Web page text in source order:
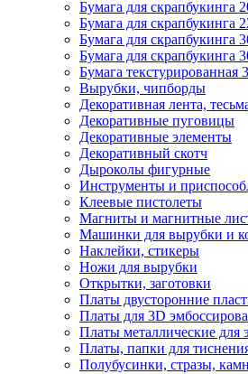
Бумага для скрапбукинга
Бумага для скрапбукинга
Бумага для скрапбукинга
Бумага для скрапбукинга
Бумага текстурированная
Вырубки, чипборды
Декоративная лента,
Декоративные пуговицы
Декоративные элементы
Декоративный скотч
Дыроколы фигурные
Инструменты и
Клеевые пистолеты
Магниты и магнитные
Машинки для вырубки и
Наклейки, стикеры
Ножи для вырубки
Открытки, заготовки
Платы двусторонние
Платы для 3D
Платы металлические для
Платы, папки для
Полубусинки, стразы,